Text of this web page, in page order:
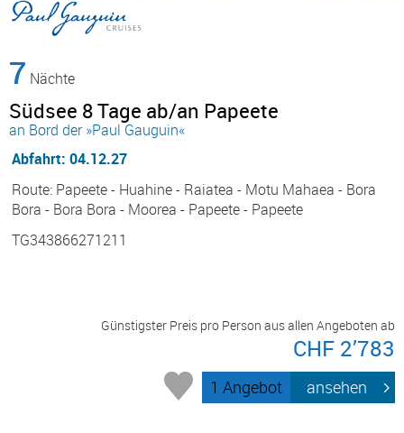
7 Nächte
Südsee 8 Tage ab/an Papeete
an Bord der »Paul Gauguin«
Abfahrt: 04.12.27
Route: Papeete - Huahine - Raiatea - Motu Mahaea - Bora
Bora - Bora Bora - Moorea - Papeete - Papeete
TG343866271211
Günstigster Preis pro Person aus allen Angeboten ab
CHF 2’783
1 Angebot ansehen